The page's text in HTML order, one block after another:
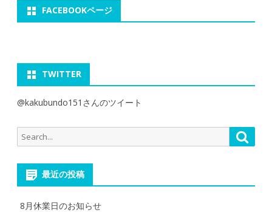
FACEBOOKページ
TWITTER
@kakubundo151さんのツイート
Search
for:
最近の投稿
8月休業日のお知らせ